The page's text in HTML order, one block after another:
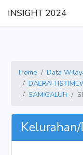
INSIGHT 2024
Home
Data
DAERAH
SAMIGALUH